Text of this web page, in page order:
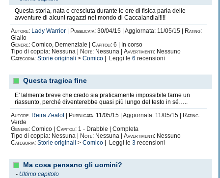
Questa storia, nata e cresciuta durante le ore di fisica parla delle
avventure di alcuni ragazzi nel mondo di Caccalandia!!!!!
Autore: Lady Warrior Pubblicata: 30/04/15 | Aggiornata: 11/05/15 |
Rating:
Giallo
Genere: Comico, Demenziale | Capitoli: 6 | In corso
Tipo di coppia: Nessuna |
Note: Nessuna | Avvertimenti: Nessuno
Categoria: Storie originali > Comico | Leggi le 6 recensioni
Questa tragica fine
E' talmente breve che credo sia praticamente impossibile farne un
riassunto, perché diventerebbe quasi più lungo del testo in sé…..
Autore: Reira Zealot| Pubblicata: 11/05/15 | Aggiornata: 11/05/15 |
Rating:
Verde
Genere: Comico | Capitoli: 1 - Drabble | Completa
Tipo di coppia: Nessuna |
Note: Nessuna | Avvertimenti: Nessuno
Categoria: Storie originali > Comico | Leggi le 3 recensioni
Ma cosa pensano gli uomini?
- Ultimo capitolo